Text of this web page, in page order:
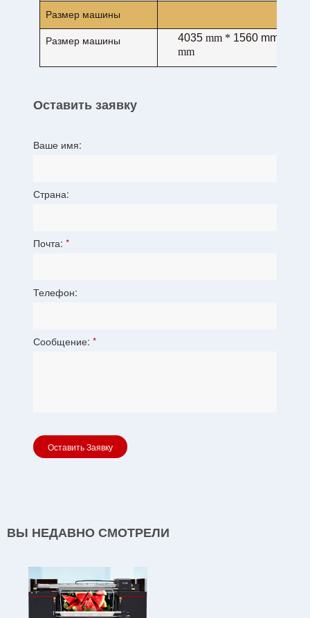
Размер машины
Размер машины 4035 mm * 1560 mm *
mm
Оставить заявку
ВЫ НЕДАВНО СМОТРЕЛИ